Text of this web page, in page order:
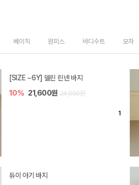
베이직 원피스 바디수트 모자
[SIZE ~6Y] 델린 린넨 바지
10% 21,600원 24,000원
듀이 아기 바지